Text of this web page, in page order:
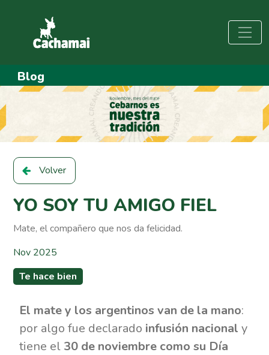
Blog
Volver
YO SOY TU AMIGO FIEL
Mate, el compañero que nos da felicidad.
Nov 2025
Te hace bien
El mate y los argentinos van de la mano:
por algo fue declarado infusión nacional y
tiene el 30 de noviembre como su Día